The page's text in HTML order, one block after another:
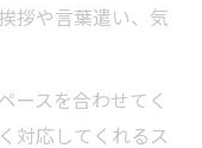
拶や言葉遣い、気
ースを合わせてく
対応してくれるス